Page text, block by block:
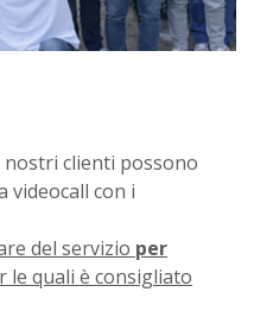
clienti possono
videocall con i
del servizio per
le quali è consigliato